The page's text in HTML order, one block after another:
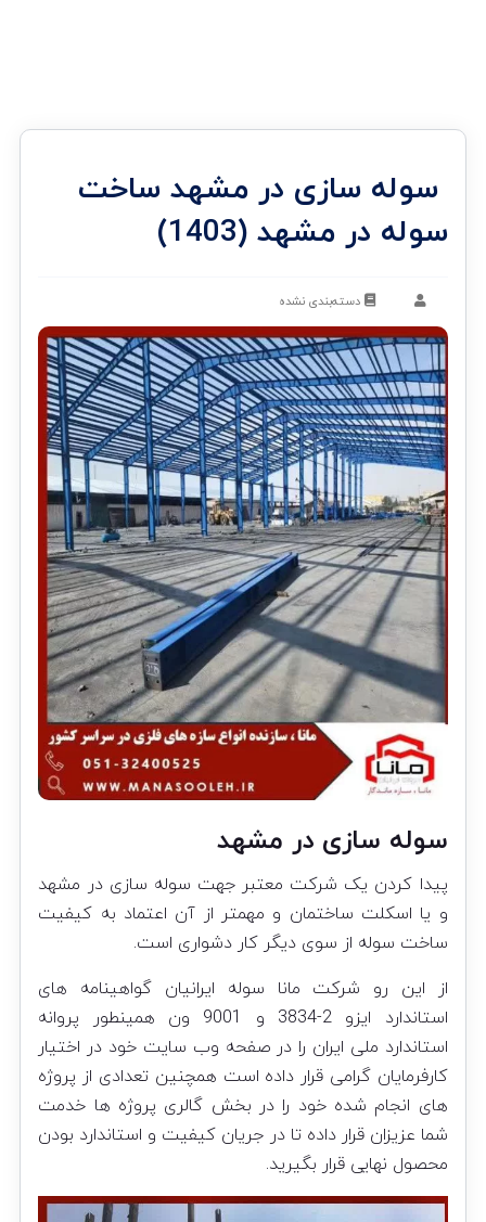
سوله سازی در مشهد ساخت
سوله در مشهد (1403)
دسته‌بندی نشده
سوله سازی در مشهد
پیدا کردن یک شرکت معتبر جهت سوله سازی در مشهد
و یا اسکلت ساختمان و مهمتر از آن اعتماد به کیفیت
ساخت سوله از سوی دیگر کار دشواری است.
از این رو شرکت مانا سوله ایرانیان گواهینامه های
استاندارد ایزو 2-3834 و 9001 ون همینطور پروانه
استاندارد ملی ایران را در صفحه وب سایت خود در اختیار
کارفرمایان گرامی قرار داده است همچنین تعدادی از پروژه
های انجام شده خود را در بخش گالری پروژه ها خدمت
شما عزیزان قرار داده تا در جریان کیفیت و استاندارد بودن
محصول نهایی قرار بگیرید.